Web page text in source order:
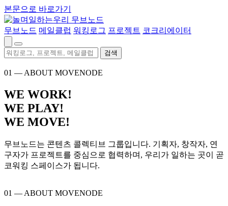
본문으로 바로가기
무브노드 메일클럽 워킹로그 프로젝트 코크리에이터
검색
01 — ABOUT MOVENODE
WE WORK!
WE PLAY!
WE MOVE!
무브노드는 콘텐츠 콜렉티브 그룹입니다. 기획자, 창작자, 연
구자가 프로젝트를 중심으로 협력하며, 우리가 일하는 곳이 곧
코워킹 스페이스가 됩니다.
01 — ABOUT MOVENODE